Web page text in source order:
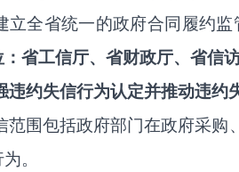
立全省统一的政府合同履约
：省工信厅、省财政厅、省信
违约失信行为认定并推动违约
范围包括政府部门在政府采
为。